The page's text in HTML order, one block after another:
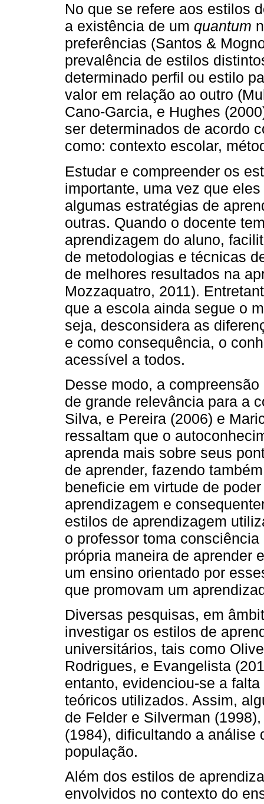
No que se refere aos estilos
a existência de um quantum
preferências (Santos &
prevalência de estilos
determinado perfil ou estilo
valor em relação ao outro
Cano-Garcia, e Hughes
ser determinados de acordo
como: contexto escolar,
Estudar e compreender os
importante, uma vez que
algumas estratégias de
outras. Quando o docente
aprendizagem do aluno,
de metodologias e técnicas
de melhores resultados na
Mozzaquatro, 2011).
que a escola ainda segue o
seja, desconsidera as
e como consequência, o
acessível a todos.
Desse modo, a
de grande relevância para a
Silva, e Pereira (2006) e
ressaltam que o
aprenda mais sobre seus
de aprender, fazendo
beneficie em virtude de
aprendizagem e
estilos de aprendizagem
o professor toma
própria maneira de aprender
um ensino orientado por
que promovam um
Diversas pesquisas, em
investigar os estilos de
universitários, tais como
Rodrigues, e Evangelista
entanto, evidenciou-se a
teóricos utilizados. Assim,
de Felder e Silverman
(1984), dificultando a análise
população.
Além dos estilos de
envolvidos no contexto do